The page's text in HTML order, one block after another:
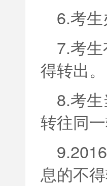
6.考
7.考
得转出。
8.考
转往同一
息的不得